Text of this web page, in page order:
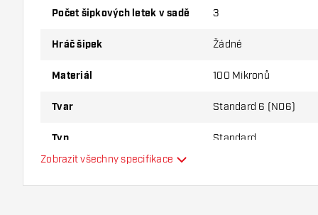
varianta vám vyhovuje nejlépe!
Počet šipkových letek v sadě 3
Hráč šipek Žádné
Materiál 100 Mikronů
Tvar Standard 6 (NO6)
Typ Standard
Zobrazit všechny specifikace